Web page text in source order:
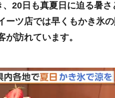
20日も真夏日に迫る暑さ
ーツ店では早くもかき氷
訪れています。